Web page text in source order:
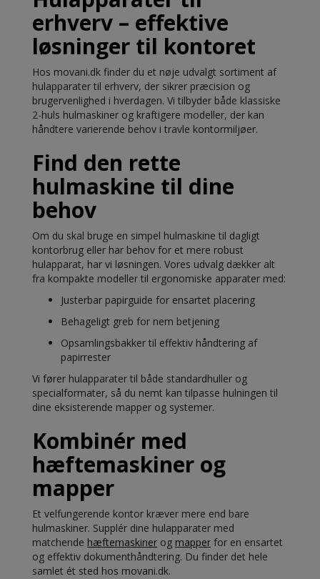
erhverv – effektive
løsninger til kontoret
Hos movani.dk finder du et nøje udvalgt sortiment af
hulapparater til erhverv, der sikrer præcision og
brugervenlighed i hverdagen. Vi tilbyder både klassiske
2-huls hulmaskiner og kraftigere modeller, der kan
håndtere varierende behov i travle kontormiljøer.
Find den rette
hulmaskine til dine
behov
Om du skal bruge en simpel hulmaskine til dagligt
kontorbrug eller har behov for et mere robust
hulapparat, har vi løsningen. Vores udvalg dækker alt
fra kompakte modeller til ergonomiske apparater med:
Justerbar papirguide for ensartet placering
Behageligt greb for nem betjening
Opsamlingsbakker til effektiv håndtering af
papirrester
Vi fører hulapparater til både standardhuller og
specialformater, så du nemt kan tilpasse hulningen til
dine eksisterende mapper og systemer.
Kombinér med
hæftemaskiner og
mapper
Et velfungerende kontor kræver mere end bare
hulmaskiner. Supplér dine hulapparater med
matchende hæftemaskiner og mapper for en ensartet
og effektiv dokumenthåndtering. Du finder det hele
samlet ét sted hos movani.dk.